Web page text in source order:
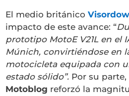
El medio británico
impacto de este avance: “
prototipo MotoE V21L en el
Múnich, convirtiéndose en
motocicleta equipada con
estado sólido”. Por su
Motoblog reforzó la